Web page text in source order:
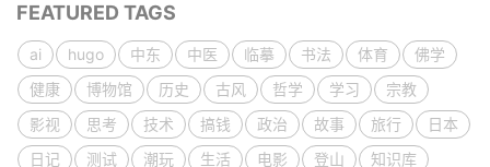
FEATURED TAGS
ai hugo 中东 中医 临摹 书法 体育
佛学
健康
博物馆 历史 古风 哲学 学习
宗教
影视
思考 技术 搞钱 政治 故事 旅行
日本
日记
测试 潮玩 生活 电影 登山 知识库